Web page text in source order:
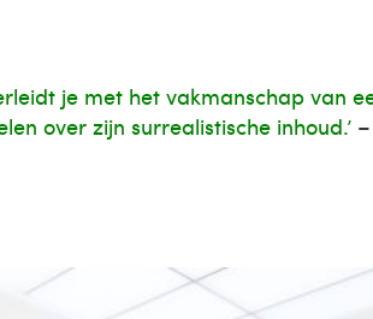
je met het vakmanschap van
over zijn surrealistische inhoud.’ –